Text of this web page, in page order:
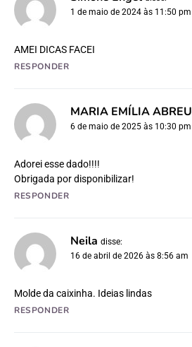
1 de maio de 2024 às 11:50 pm
AMEI DICAS FACEI
RESPONDER
MARIA EMÍLIA ABREU
6 de maio de 2025 às 10:30 pm
Adorei esse dado!!!!
Obrigada por disponibilizar!
RESPONDER
Neila disse:
16 de abril de 2026 às 8:56 am
Molde da caixinha. Ideias lindas
RESPONDER